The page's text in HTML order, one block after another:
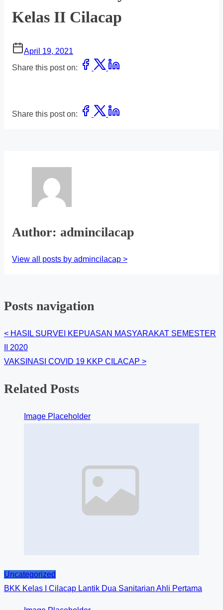
Kelas II Cilacap
April 19, 2021
Share this post on:
Share this post on:
Author: admincilacap
View all posts by admincilacap >
Posts navigation
< HASIL SURVEI KEPUASAN MASYARAKAT SEMESTER
II 2020
VAKSINASI COVID 19 KKP CILACAP >
Related Posts
Image Placeholder
Uncategorized
BKK Kelas I Cilacap Lantik Dua Sanitarian Ahli Pertama